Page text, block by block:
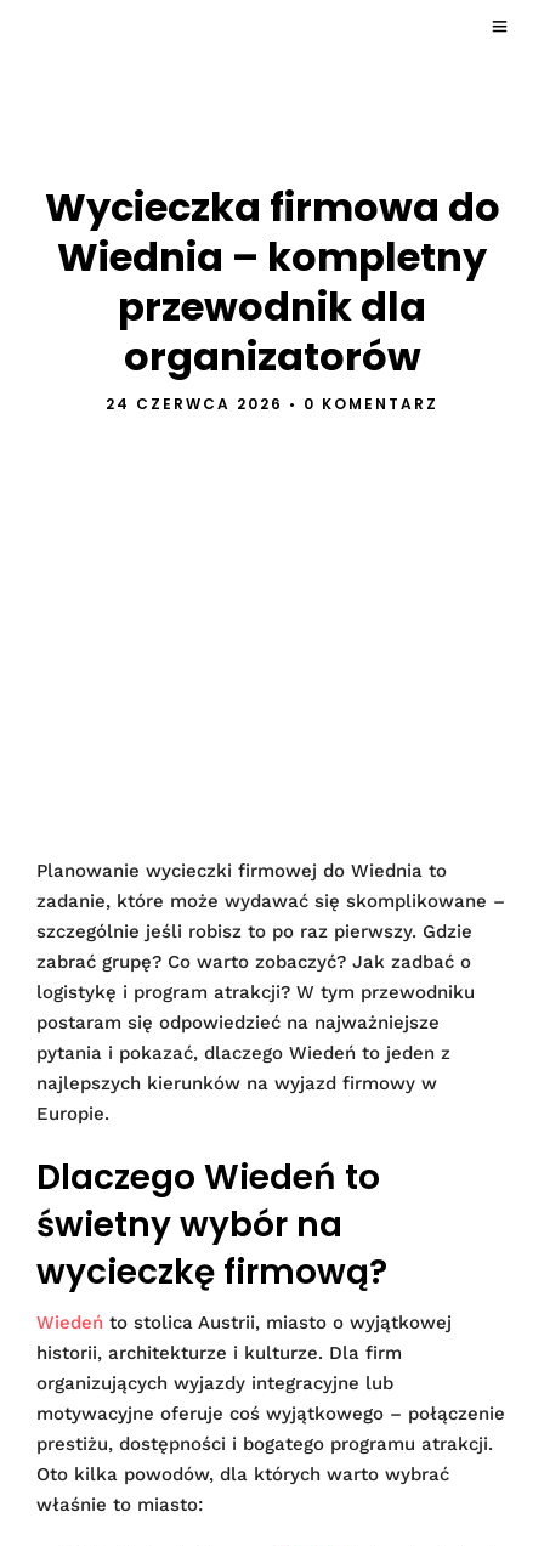
Wycieczka firmowa do
Wiednia – kompletny
przewodnik dla
organizatorów
24 CZERWCA 2026 • 0 KOMENTARZ
Planowanie wycieczki firmowej do Wiednia to
zadanie, które może wydawać się skomplikowane –
szczególnie jeśli robisz to po raz pierwszy. Gdzie
zabrać grupę? Co warto zobaczyć? Jak zadbać o
logistykę i program atrakcji? W tym przewodniku
postaram się odpowiedzieć na najważniejsze
pytania i pokazać, dlaczego Wiedeń to jeden z
najlepszych kierunków na wyjazd firmowy w
Europie.
Dlaczego Wiedeń to
świetny wybór na
wycieczkę firmową?
Wiedeń to stolica Austrii, miasto o wyjątkowej
historii, architekturze i kulturze. Dla firm
organizujących wyjazdy integracyjne lub
motywacyjne oferuje coś wyjątkowego – połączenie
prestiżu, dostępności i bogatego programu atrakcji.
Oto kilka powodów, dla których warto wybrać
właśnie to miasto: